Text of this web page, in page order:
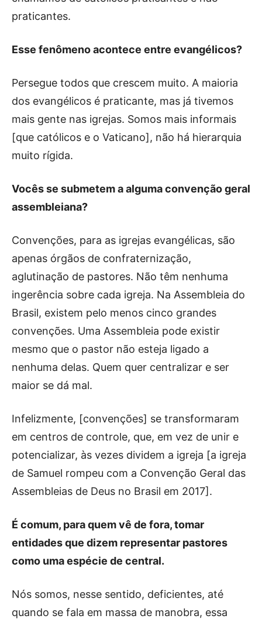
praticantes.
Esse fenômeno acontece entre evangélicos?
Persegue todos que crescem muito. A maioria
dos evangélicos é praticante, mas já tivemos
mais gente nas igrejas. Somos mais informais
[que católicos e o Vaticano], não há hierarquia
muito rígida.
Vocês se submetem a alguma convenção geral
assembleiana?
Convenções, para as igrejas evangélicas, são
apenas órgãos de confraternização,
aglutinação de pastores. Não têm nenhuma
ingerência sobre cada igreja. Na Assembleia do
Brasil, existem pelo menos cinco grandes
convenções. Uma Assembleia pode existir
mesmo que o pastor não esteja ligado a
nenhuma delas. Quem quer centralizar e ser
maior se dá mal.
Infelizmente, [convenções] se transformaram
em centros de controle, que, em vez de unir e
potencializar, às vezes dividem a igreja [a igreja
de Samuel rompeu com a Convenção Geral das
Assembleias de Deus no Brasil em 2017].
É comum, para quem vê de fora, tomar
entidades que dizem representar pastores
como uma espécie de central.
Nós somos, nesse sentido, deficientes, até
quando se fala em massa de manobra, essa